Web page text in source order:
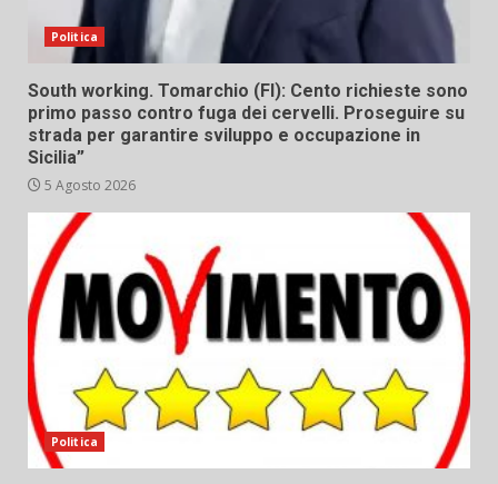
Politica
South working. Tomarchio (FI): Cento richieste sono
primo passo contro fuga dei cervelli. Proseguire su
strada per garantire sviluppo e occupazione in
Sicilia”
5 Agosto 2026
Politica